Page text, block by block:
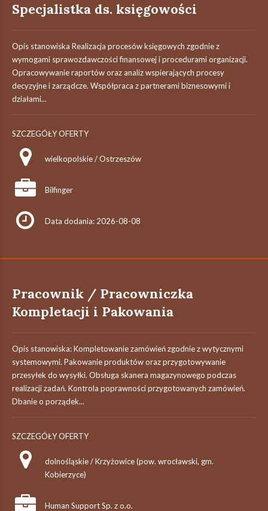
Specjalistka ds. księgowości
Opis stanowiska Realizacja procesów księgowych zgodnie z
wymogami sprawozdawczości finansowej i procedurami organizacji.
Opracowywanie raportów oraz analiz wspierających procesy
decyzyjne i zarządcze. Współpraca z partnerami biznesowymi i
działami...
SZCZEGÓŁY OFERTY
wielkopolskie / Ostrzeszów
Bilfinger
Data dodania: 2026-08-08
Pracownik / Pracowniczka
Kompletacji i Pakowania
Opis stanowiska: Kompletowanie zamówień zgodnie z wytycznymi
systemowymi. Pakowanie produktów oraz przygotowywanie
przesyłek do wysyłki. Obsługa skanera magazynowego podczas
realizacji zadań. Kontrola poprawności przygotowanych zamówień.
Dbanie o porządek...
SZCZEGÓŁY OFERTY
dolnośląskie / Krzyżowice (pow. wrocławski, gm.
Kobierzyce)
Human Support Sp. z o.o.